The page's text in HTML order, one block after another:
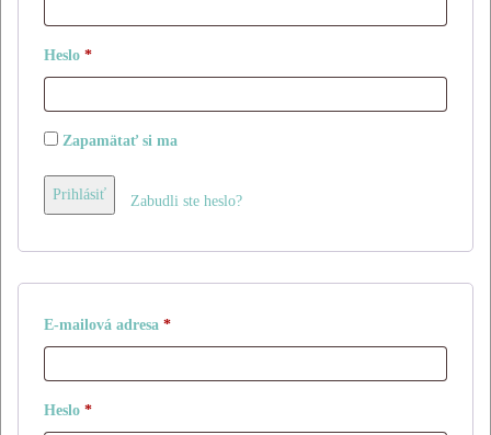
Heslo *Povinné
Zapamätať si ma
Prihlásiť Zabudli ste heslo?
E-mailová adresa *Povinné
Heslo *Povinné